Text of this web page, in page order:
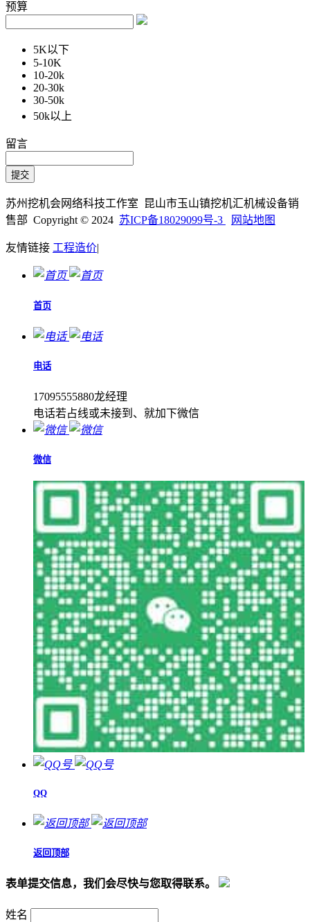
预算
5K以下
5-10K
10-20k
20-30k
30-50k
50k以上
留言
苏州挖机会网络科技工作室 昆山市玉山镇挖机汇机械设备销
售部 Copyright © 2024 苏ICP备18029099号-3 网站地图
友情链接 工程造价|
首页
电话
17095555880龙经理
电话若占线或未接到、就加下微信
微信
QQ
返回顶部
表单提交信息，我们会尽快与您取得联系。
姓名